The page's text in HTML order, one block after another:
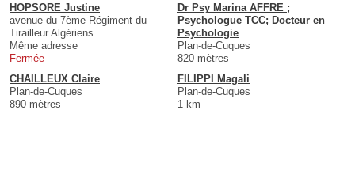
HOPSORE Justine
avenue du 7ème Régiment du
Tirailleur Algériens
Même adresse
Fermée
Dr Psy Marina AFFRE ;
Psychologue TCC; Docteur en
Psychologie
Plan-de-Cuques
820 mètres
CHAILLEUX Claire
Plan-de-Cuques
890 mètres
FILIPPI Magali
Plan-de-Cuques
1 km